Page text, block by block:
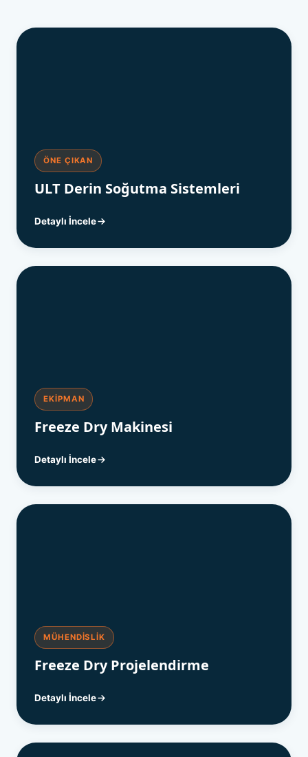
ÖNE ÇIKAN
ULT Derin Soğutma Sistemleri
Detaylı İncele
EKIPMAN
Freeze Dry Makinesi
Detaylı İncele
MÜHENDISLIK
Freeze Dry Projelendirme
Detaylı İncele